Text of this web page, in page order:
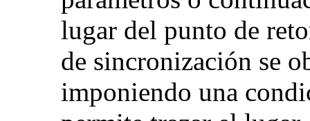
lugar del punto de
de sincronización se
imponiendo una